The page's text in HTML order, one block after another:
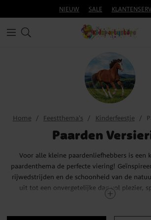
NIEUW SALE
Home Feestthema's Kinderfeestje
Paarden
Voor alle kleine paardenliefhebbers is een
paardenthema de perfecte viering!
rijwedstrijden en de schoonheid van de
uit tot een onvergetelijke dag vol plezier,
paarden. Ideaal voor kinderen die dromen van